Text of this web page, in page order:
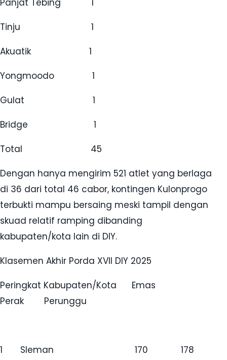
Panjat Tebing 1
Tinju 1
Akuatik 1
Yongmoodo 1
Gulat 1
Bridge 1
Total 45
Dengan hanya mengirim 521 atlet yang berlaga
di 36 dari total 46 cabor, kontingen Kulonprogo
terbukti mampu bersaing meski tampil dengan
skuad relatif ramping dibanding
kabupaten/kota lain di DIY.
Klasemen Akhir Porda XVII DIY 2025
Peringkat Kabupaten/Kota Emas
Perak Perunggu
1 Sleman 170 178